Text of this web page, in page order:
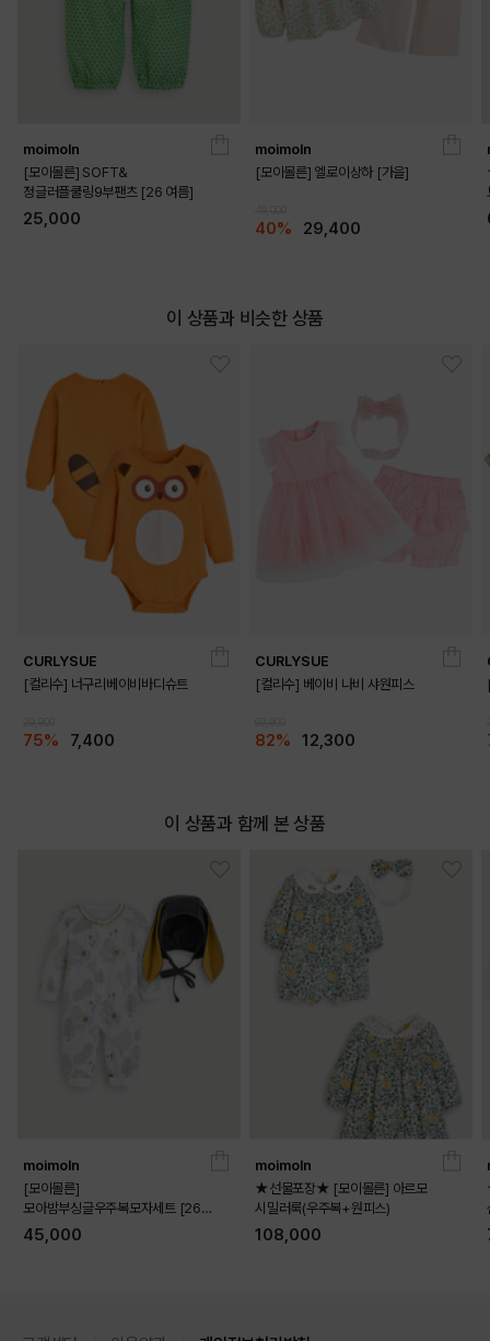
DETAILS
moimoln
[모이몰른] SOFT&
정글러플쿨링9부팬츠 [26 여름]
25,000
moimoln
[모이몰른] 엘로이상하 [가을]
40% 29,400
이 상품과 비슷한 상품
CURLYSUE
[컬리수] 너구리베이비바디슈트
75% 7,400
CURLYSUE
[컬리수] 베이비 나비 샤원피스
82% 12,300
이 상품과 함께 본 상품
moimoln
[모이몰른]
모아밤부싱글우주복모자세트 [26
가을]
45,000
moimoln
★선물포장★ [모이몰른] 아르모
시밀러룩(우주복+원피스)
108,000